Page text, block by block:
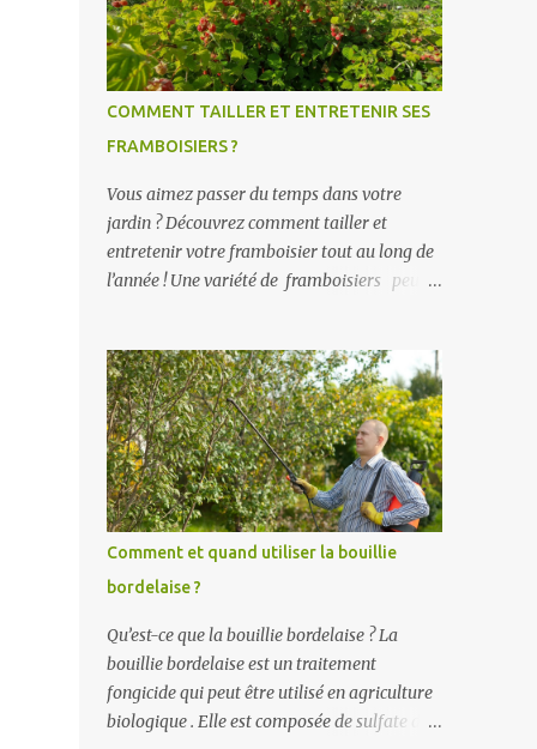
COMMENT TAILLER ET ENTRETENIR SES
FRAMBOISIERS ?
Vous aimez passer du temps dans votre
jardin ? Découvrez comment tailler et
entretenir votre framboisier tout au long de
l’année ! Une variété de framboisiers peut
l’année, soit non remontante, qui fleurit et
fructifie une seule fois dans l’année. Voici les
périodes de fructifications des framboisiers :
non-remontants : mi-juin à courant juillet en
fonction des variétés remontants : mi-juin à
juillet puis de mi-août aux gelées selon la
variété du framboisier. L’entretien du
framboisier du printemps jusqu’à la fin de
l’été. Au printemps, l’entretien du
framboisier consiste à supprimer les
drageons (= rejet provenant des racines du
pied planté) qui poussent à l’extérieur de la
ligne dans le cas d’une haie fruitière ou ceux
Comment et quand utiliser la bouillie
bordelaise ?
Qu’est-ce que la bouillie bordelaise ? La
bouillie bordelaise est un traitement
fongicide qui peut être utilisé en agriculture
biologique . Elle est composée de sulfate de